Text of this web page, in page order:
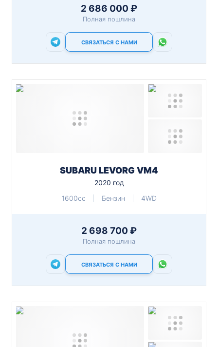
2 686 000 ₽
Полная пошлина
СВЯЗАТЬСЯ С НАМИ
SUBARU LEVORG VM4
2020 год
1600cc
Бензин 4WD
2 698 700 ₽
Полная пошлина
СВЯЗАТЬСЯ С НАМИ